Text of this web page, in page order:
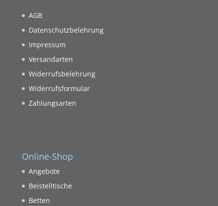
AGB
Datenschutzbelehrung
Impressum
Versandarten
Widerrufsbelehrung
Widerrufsformular
Zahlungsarten
Online-Shop
Angebote
Beistelltische
Betten